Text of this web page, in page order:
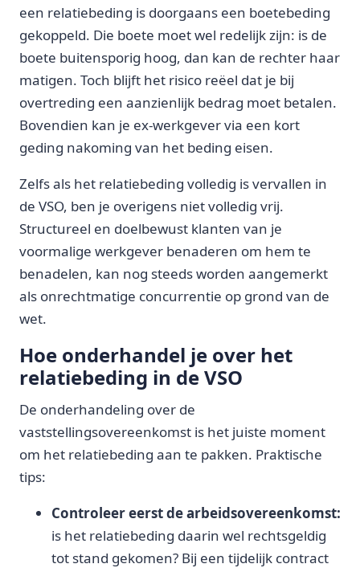
een relatiebeding is doorgaans een boetebeding
gekoppeld. Die boete moet wel redelijk zijn: is de
boete buitensporig hoog, dan kan de rechter haar
matigen. Toch blijft het risico reëel dat je bij
overtreding een aanzienlijk bedrag moet betalen.
Bovendien kan je ex-werkgever via een kort
geding nakoming van het beding eisen.
Zelfs als het relatiebeding volledig is vervallen in
de VSO, ben je overigens niet volledig vrij.
Structureel en doelbewust klanten van je
voormalige werkgever benaderen om hem te
benadelen, kan nog steeds worden aangemerkt
als onrechtmatige concurrentie op grond van de
wet.
Hoe onderhandel je over het
relatiebeding in de VSO
De onderhandeling over de
vaststellingsovereenkomst is het juiste moment
om het relatiebeding aan te pakken. Praktische
tips:
Controleer eerst de arbeidsovereenkomst:
is het relatiebeding daarin wel rechtsgeldig
tot stand gekomen? Bij een tijdelijk contract